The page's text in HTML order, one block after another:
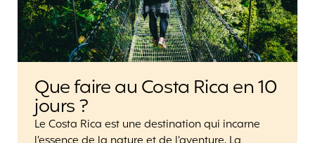
Que faire au Costa Rica en 10
jours ?
Le Costa Rica est une destination qui incarne